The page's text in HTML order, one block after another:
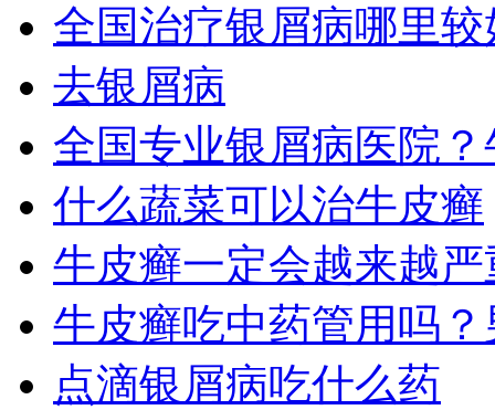
全国治疗银屑病哪里
去银屑病
全国专业银屑病医院
什么蔬菜可以治牛皮癣
牛皮癣一定会越来越严
牛皮癣吃中药管用吗
点滴银屑病吃什么药